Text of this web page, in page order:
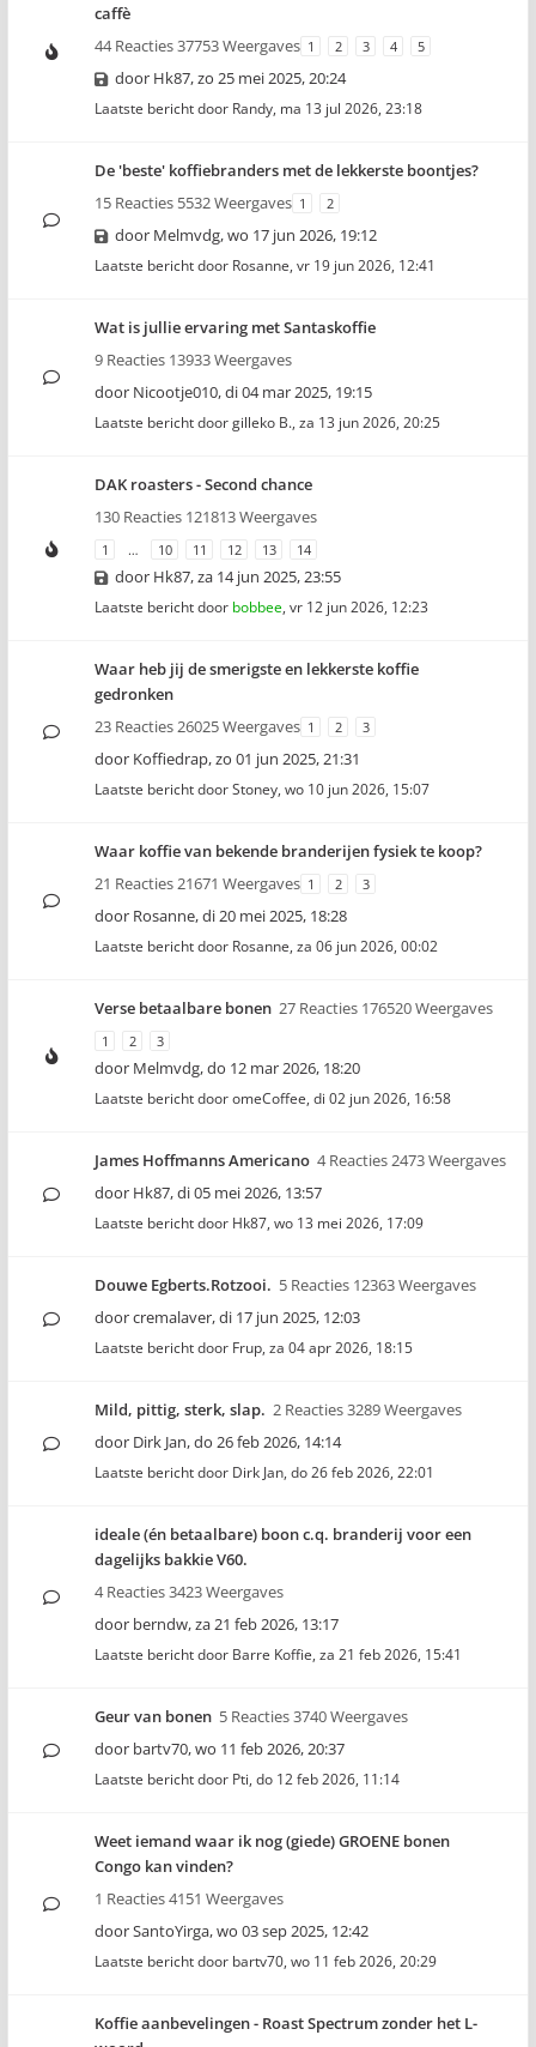
caffè
44 Reacties 37753 Weergaves 1 2 3 4 5
door Hk87,zo 25 mei 2025, 20:24
Laatste bericht door Randy, ma 13 jul 2026, 23:18
De 'beste' koffiebranders met de lekkerste boontjes?
15 Reacties 5532 Weergaves 1 2
door Melmvdg,wo 17 jun 2026, 19:12
Laatste bericht door Rosanne, vr 19 jun 2026, 12:41
Wat is jullie ervaring met Santaskoffie
9 Reacties 13933 Weergaves
door Nicootje010,di 04 mar 2025, 19:15
Laatste bericht doorgilleko B., za 13 jun 2026, 20:25
DAK roasters - Second chance
130 Reacties 121813 Weergaves
1 … 10 11 12 13 14
door Hk87,za 14 jun 2025, 23:55
Laatste bericht door bobbee, vr 12 jun 2026, 12:23
Waar heb jij de smerigste en lekkerste koffie
gedronken
23 Reacties 26025 Weergaves 1 2 3
door Koffiedrap,zo 01 jun 2025, 21:31
Laatste bericht doorStoney, wo 10 jun 2026, 15:07
Waar koffie van bekende branderijen fysiek te koop?
21 Reacties 21671 Weergaves 1 2 3
door Rosanne,di 20 mei 2025, 18:28
Laatste bericht door Rosanne, za 06 jun 2026, 00:02
Verse betaalbare bonen 27 Reacties 176520 Weergaves
1 2 3
door Melmvdg,do 12 mar 2026, 18:20
Laatste bericht dooromeCoffee, di 02 jun 2026, 16:58
James Hoffmanns Americano 4 Reacties 2473 Weergaves
door Hk87,di 05 mei 2026, 13:57
Laatste bericht door Hk87, wo 13 mei 2026, 17:09
Douwe Egberts.Rotzooi. 5 Reacties 12363 Weergaves
doorcremalaver,di 17 jun 2025, 12:03
Laatste bericht door Frup, za 04 apr 2026, 18:15
Mild, pittig, sterk, slap. 2 Reacties 3289 Weergaves
door Dirk Jan,do 26 feb 2026, 14:14
Laatste bericht door Dirk Jan, do 26 feb 2026, 22:01
ideale (én betaalbare) boon c.q. branderij voor een
dagelijks bakkie V60.
4 Reacties 3423 Weergaves
door berndw,za 21 feb 2026, 13:17
Laatste bericht door Barre Koffie, za 21 feb 2026, 15:41
Geur van bonen 5 Reacties 3740 Weergaves
door bartv70,wo 11 feb 2026, 20:37
Laatste bericht door Pti, do 12 feb 2026, 11:14
Weet iemand waar ik nog (giede) GROENE bonen
Congo kan vinden?
1 Reacties 4151 Weergaves
doorSantoYirga,wo 03 sep 2025, 12:42
Laatste bericht door bartv70, wo 11 feb 2026, 20:29
Koffie aanbevelingen - Roast Spectrum zonder het L-